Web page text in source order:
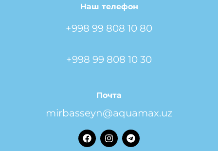
Наш телефон
+998 99 808 10 80
+998 99 808 10 30
Почта
mirbasseyn@aquamax.uz